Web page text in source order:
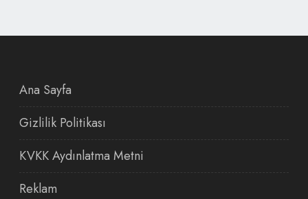
Ana Sayfa
Gizlilik Politikası
KVKK Aydınlatma Metni
Reklam